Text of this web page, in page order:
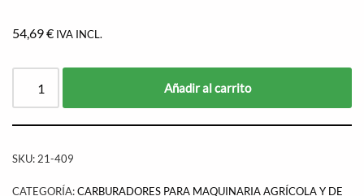
54,69€ IVA INCL.
Añadir al carrito
SKU: 21-409
CATEGORÍA:CARBURADORES PARA MAQUINARIA AGRÍCOLA Y DE